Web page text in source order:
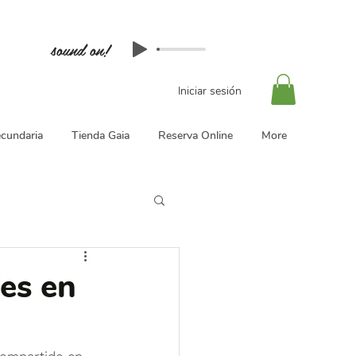
sound on!
Iniciar sesión
Tienda Gaia Reserva Online More
en